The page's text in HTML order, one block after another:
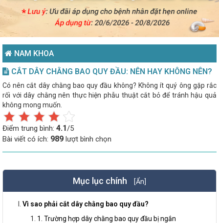
NAM KHOA
CẮT DÂY CHẰNG BAO QUY ĐẦU: NÊN HAY KHÔNG NÊN?
Có nên cắt dây chằng bao quy đầu không? Không ít quý ông gặp rắc
rối với dây chằng nên thực hiện phẫu thuật cắt bỏ để tránh hậu quả
không mong muốn.
Điểm trung bình: 4.1/5
Bài viết có ích: 989 lượt bình chọn
Mục lục chính [Ẩn]
Vì sao phải cắt dây chằng bao quy đầu?
1. Trường hợp dây chằng bao quy đầu bị ngắn